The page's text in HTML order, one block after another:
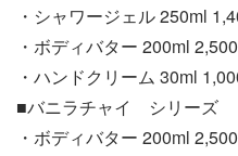
・シャワージェル 250ml
・ボディバター 200ml
・ハンドクリーム 30ml
■バニラチャイ シリーズ
・ボディバター 200ml